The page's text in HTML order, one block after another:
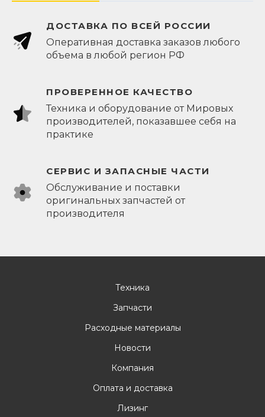
ДОСТАВКА ПО ВСЕЙ РОССИИ
Оперативная доставка заказов любого
объема в любой регион РФ
ПРОВЕРЕННОЕ КАЧЕСТВО
Техника и оборудование от Мировых
производителей, показавшее себя на
практике
СЕРВИС И ЗАПАСНЫЕ ЧАСТИ
Обслуживание и поставки
оригинальных запчастей от
производителя
Техника
Запчасти
Расходные материалы
Новости
Компания
Оплата и доставка
Лизинг